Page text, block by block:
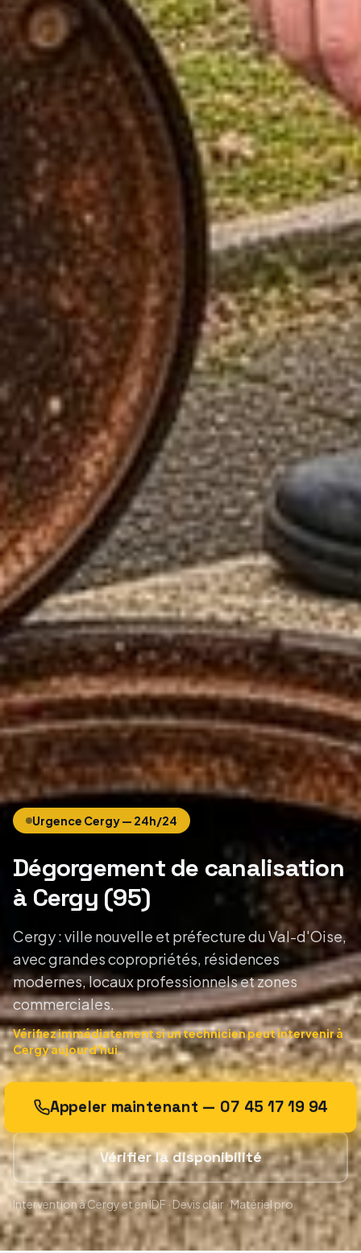
Urgence Cergy— 24h/24
Dégorgement de canalisation
à Cergy (95)
Cergy : ville nouvelle et préfecture du Val-d'Oise,
avec grandes copropriétés, résidences
modernes, locaux professionnels et zones
commerciales.
Vérifiez immédiatement si un technicien peut intervenirà
Cergyaujourd'hui.
Appeler maintenant — 07 45 17 19 94
Vérifier la disponibilité
Interventionà Cergyet en IDF · Devis clair · Matériel pro